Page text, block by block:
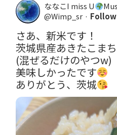
ななこI miss U
@Wimp_sr · Follow
さあ、新米です！
茨城県産あきたこま
(混ぜるだけのやつw)
美味しかったです
ありがとう、茨城